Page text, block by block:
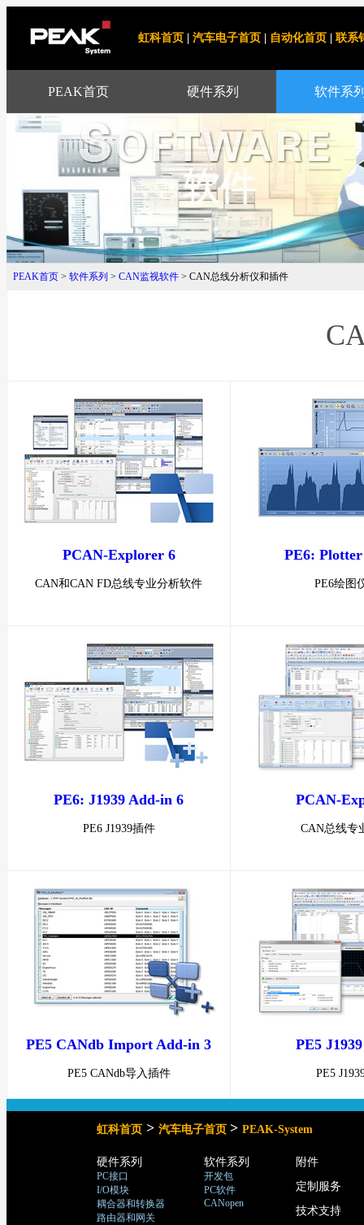
虹科首页 汽车电子首页 自动化首页 联系
PEAK首页 硬件系列 软件系
PEAK首页 > 软件系列 > CAN监视软件 > CAN总线分析仪和插件
PCAN-Explorer 6
CAN和CAN FD总线专业分析软件
PE6:
PE6绘图
PE6: J1939 Add-in 6
PE6 J1939插件
PCAN-
CAN总线专
PE5 CANdb Import Add-in 3
PE5 CANdb导入插件
PE5
PE5
虹科首页 > 汽车电子首页 > PEAK-System
硬件系列
PC接口
I/O模块
耦合器和转换器
路由器和网关
软件系列
开发包
PC软件
CANopen
附件
定制服务
技术支持